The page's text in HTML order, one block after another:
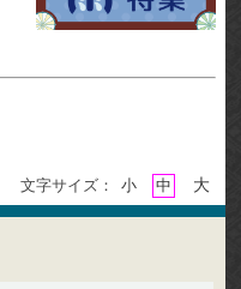
文字サイズ： 小 中 大